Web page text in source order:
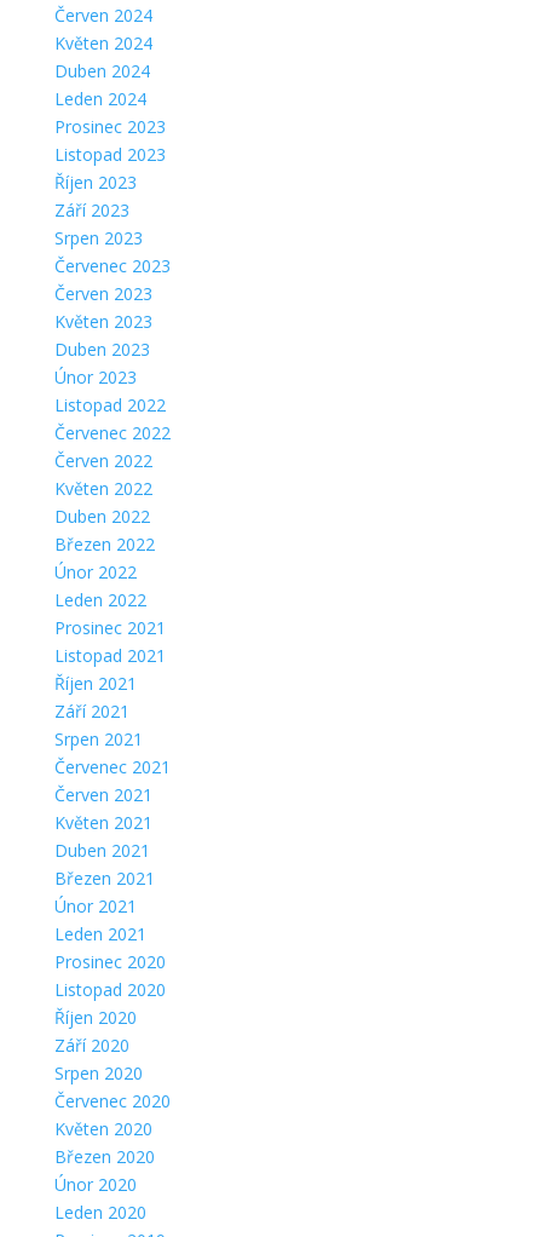
Červen 2024
Květen 2024
Duben 2024
Leden 2024
Prosinec 2023
Listopad 2023
Říjen 2023
Září 2023
Srpen 2023
Červenec 2023
Červen 2023
Květen 2023
Duben 2023
Únor 2023
Listopad 2022
Červenec 2022
Červen 2022
Květen 2022
Duben 2022
Březen 2022
Únor 2022
Leden 2022
Prosinec 2021
Listopad 2021
Říjen 2021
Září 2021
Srpen 2021
Červenec 2021
Červen 2021
Květen 2021
Duben 2021
Březen 2021
Únor 2021
Leden 2021
Prosinec 2020
Listopad 2020
Říjen 2020
Září 2020
Srpen 2020
Červenec 2020
Květen 2020
Březen 2020
Únor 2020
Leden 2020